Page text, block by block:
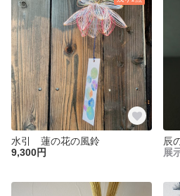
水引 蓮の花の風鈴
9,300円
辰
展